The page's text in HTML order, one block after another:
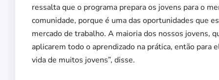
ressalta que o programa prepara os jovens para o
comunidade, porque é uma das oportunidades que
mercado de trabalho. A maioria dos nossos jovens,
aplicarem todo o aprendizado na prática, então
vida de muitos jovens”, disse.